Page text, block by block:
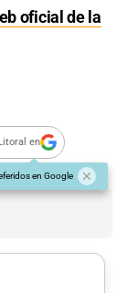
oficial de la
en
en Google